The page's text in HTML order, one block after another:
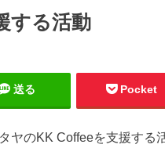
する活動
送る Pocket
ヤのKK Coffeeを支援する